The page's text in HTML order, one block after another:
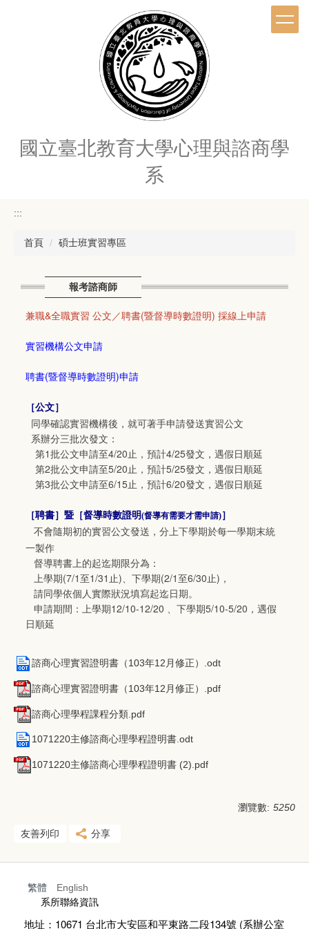
國立臺北教育大學心理與諮商學
系
:::
首頁 碩士班實習專區
報考諮商師
兼職&全職實習 公文／聘書(暨督導時數證明) 採線上申請
實習機構公文申請
聘書(暨督導時數證明)申請
［公文］
同學確認實習機構後，就可著手申請發送實習公文
系辦分三批次發文：
第1批公文申請至4/20止，預計4/25發文，遇假日順延
第2批公文申請至5/20止，預計5/25發文，遇假日順延
第3批公文申請至6/15止，預計6/20發文，遇假日順延
［聘書］暨［督導時數證明(督導有需要才需申請)］
不會隨期初的實習公文發送，分上下學期於每一學期末統
一製作
督導聘書上的起迄期限分為：
上學期(7/1至1/31止)、下學期(2/1至6/30止)，
請同學依個人實際狀況填寫起迄日期。
申請期間：上學期12/10-12/20 、下學期5/10-5/20，遇假
日順延
諮商心理實習證明書（103年12月修正）.odt
諮商心理實習證明書（103年12月修正）.pdf
諮商心理學程課程分類.pdf
1071220主修諮商心理學程證明書.odt
1071220主修諮商心理學程證明書 (2).pdf
瀏覽數: 5250
友善列印 分享
繁體
English
系所聯絡資訊
地址：10671 台北市大安區和平東路二段134號 (系辦公室